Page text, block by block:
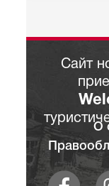
Сайт
О